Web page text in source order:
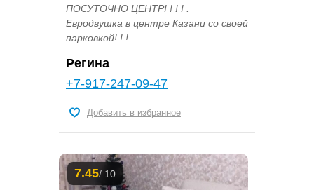
ПОСУТОЧНО ЦЕНТР! ! ! ! .
Евродвушка в центре Казани со своей
парковкой! ! !
Регина
+7-917-247-09-47
Добавить в избранное
7.45/ 10